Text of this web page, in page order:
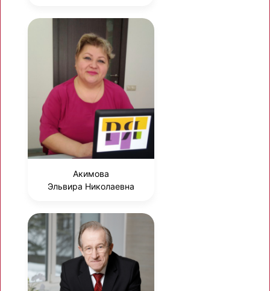
Акимова
Эльвира Николаевна